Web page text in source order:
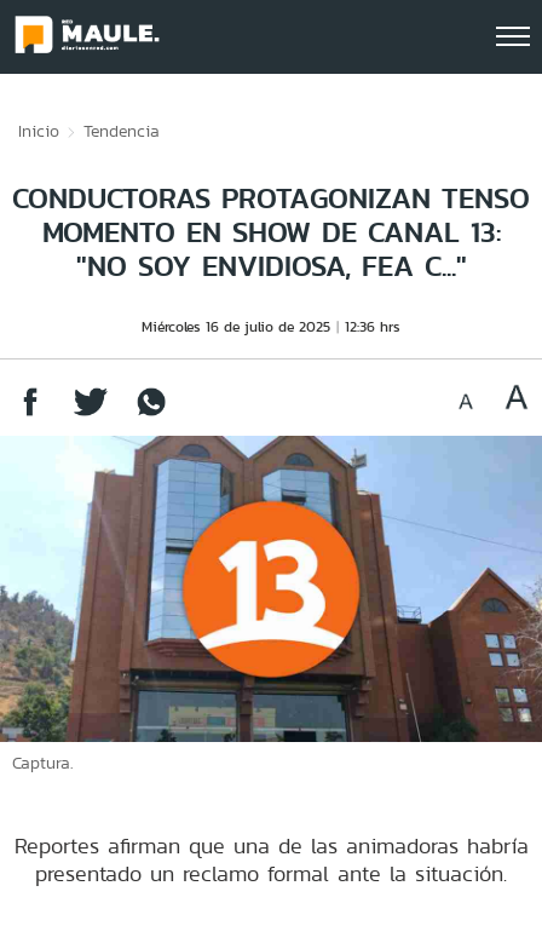
Inicio Tendencia
CONDUCTORAS PROTAGONIZAN TENSO
MOMENTO EN SHOW DE CANAL 13:
"NO SOY ENVIDIOSA, FEA C..."
Miércoles 16 de julio de 2025 12:36 hrs
Captura.
Reportes afirman que una de las animadoras habría
presentado un reclamo formal ante la situación.